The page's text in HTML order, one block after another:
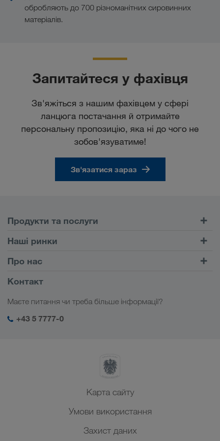
Скористайтесь перевагами комбінованих
перевезень!
ряд значних переваг:
Підвищена вантажомісткість до 29 т
Порти та термінали, що охороняються
Жодних заторів і заборон на перевезення
Системи супутникової навігації у всіх
Фіксовані строки постачання
обробляють до 700 різноманітних сировинних
матеріалів.
Запитайтеся у фахівця
Зв'яжіться з нашим фахівцем у сфері
ланцюга постачання й отримайте
персональну пропозицію, яка ні до чого не
зобов'язуватиме!
Зв'язатися зараз
Продукти та послуги
Автомобільні перевезення
Портал клієнта CONNECT
Цифрові рішення
Наші ринки
Кавказ
Центральна Азія
Близький Схід
Про нас
Соціальна відповідальність
Менеджмент SHEQ
Контакт
Маєте питання чи треба більше інформації?
+43 5 7777-0
Карта сайту
Умови використання
Захист даних